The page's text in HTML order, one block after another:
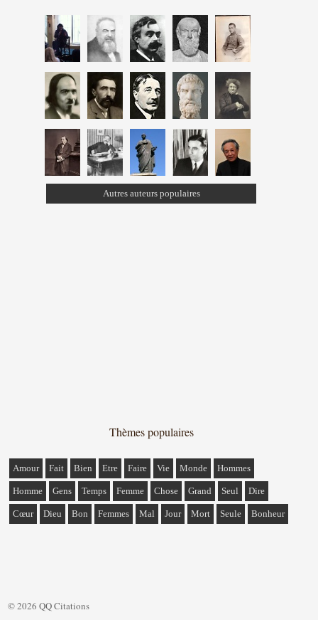
Autres auteurs populaires
Thèmes populaires
Amour Fait Bien Etre Faire Vie Monde Hommes
Homme Gens Temps Femme Chose Grand Seul Dire
Cœur Dieu Bon Femmes Mal Jour Mort Seule Bonheur
© 2026 QQ Citations